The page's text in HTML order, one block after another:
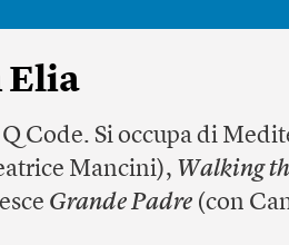
Elia
Code. Si occupa di
Mancini), Walking
Grande Padre (con